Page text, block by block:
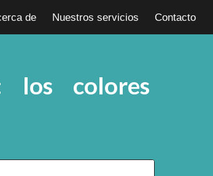
de Nuestros servicios Contacto
los colores